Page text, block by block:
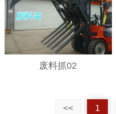
废料抓02
<< 1